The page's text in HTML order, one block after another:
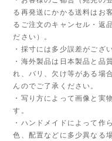
る再発送にかかる送料はお
るご注文のキャンセル・返
ださい）。
・採寸には多少誤差がござ
・海外製品は日本製品と品
れ、バリ、欠け等がある場
んのでご了承ください。
・写り方によって画像と実
す。
・ハンドメイドによって作
色、配置などに多少異なる